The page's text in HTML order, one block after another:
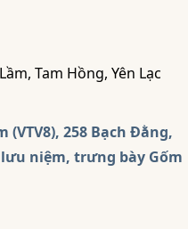
Tam Hồng, Yên Lạc
258 Bạch Đằng,
niệm, trưng bày Gốm